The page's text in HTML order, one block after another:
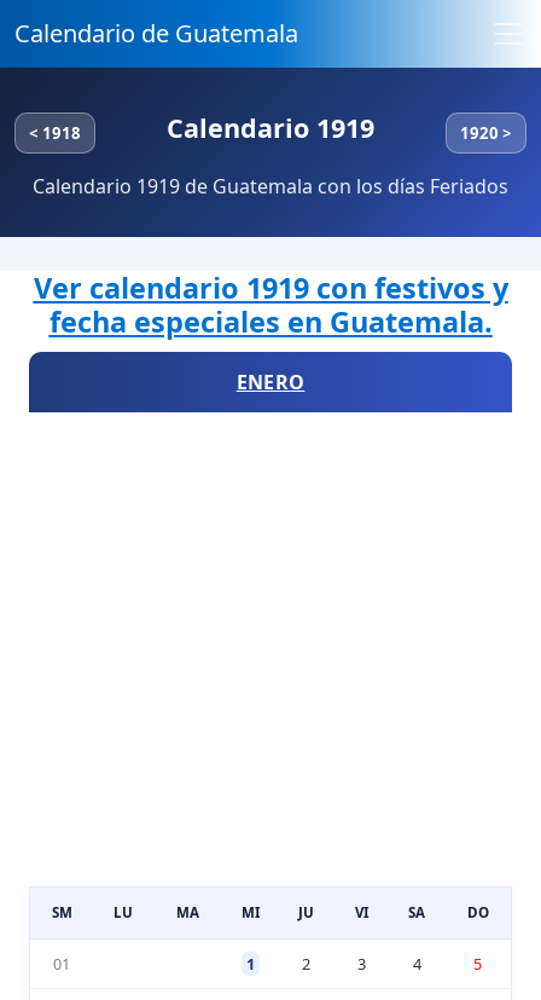
Calendario de Guatemala
< 1918 Calendario 1919 1920 >
Calendario 1919 de Guatemala con los días Feriados
Ver calendario 1919 con festivos y
fecha especiales en Guatemala.
ENERO
SM LU MA MI JU VI SA DO
01 1 2 3 4 5